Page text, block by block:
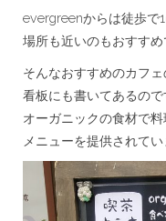
evergreenからは徒歩で
場所も近いのもおすすめ
そんなおすすめのカフェ
看板にも書いてあるので
オーガニックの食材で
メニューを提供されてい